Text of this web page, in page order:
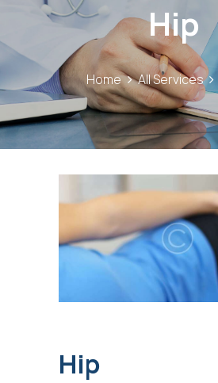
Hip
Home All Services
Hip